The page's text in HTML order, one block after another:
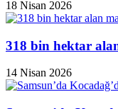
18 Nisan 2026
318 bin hektar
14 Nisan 2026